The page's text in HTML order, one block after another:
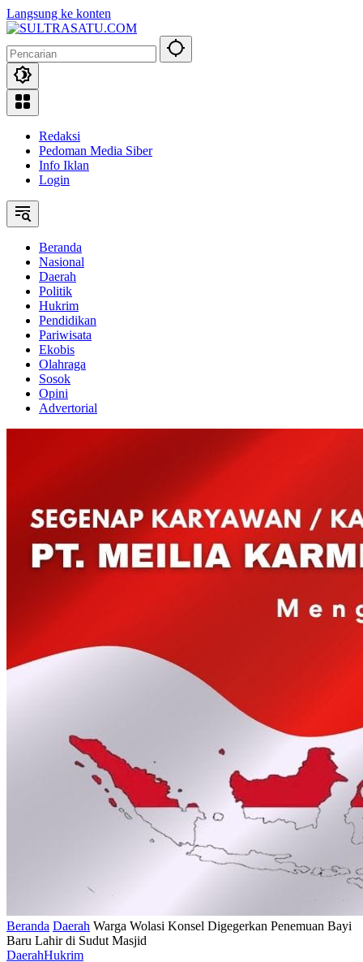
Langsung ke konten
Redaksi
Pedoman Media Siber
Info Iklan
Login
Beranda
Nasional
Daerah
Politik
Hukrim
Pendidikan
Pariwisata
Ekobis
Olahraga
Sosok
Opini
Advertorial
Beranda Daerah Warga Wolasi Konsel Digegerkan Penemuan Bayi
Baru Lahir di Sudut Masjid
DaerahHukrim